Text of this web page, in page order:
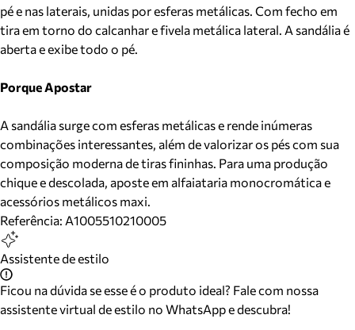
pé e nas laterais, unidas por esferas metálicas. Com fecho em
tira em torno do calcanhar e fivela metálica lateral. A sandália é
aberta e exibe todo o pé.
Porque Apostar
A sandália surge com esferas metálicas e rende inúmeras
combinações interessantes, além de valorizar os pés com sua
composição moderna de tiras fininhas. Para uma produção
chique e descolada, aposte em alfaiataria monocromática e
acessórios metálicos maxi.
Referência: A1005510210005
Assistente de estilo
Ficou na dúvida se esse é o produto ideal? Fale com nossa
assistente virtual de estilo no WhatsApp e descubra!